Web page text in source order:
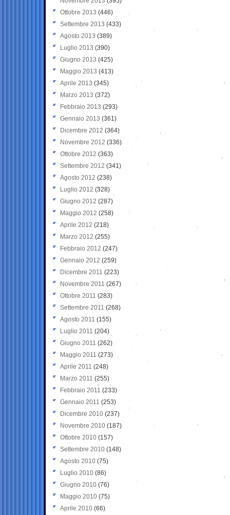
Ottobre 2013 (446)
Settembre 2013 (433)
Agosto 2013 (389)
Luglio 2013 (390)
Giugno 2013 (425)
Maggio 2013 (413)
Aprile 2013 (345)
Marzo 2013 (372)
Febbraio 2013 (293)
Gennaio 2013 (361)
Dicembre 2012 (364)
Novembre 2012 (336)
Ottobre 2012 (363)
Settembre 2012 (341)
Agosto 2012 (238)
Luglio 2012 (328)
Giugno 2012 (287)
Maggio 2012 (258)
Aprile 2012 (218)
Marzo 2012 (255)
Febbraio 2012 (247)
Gennaio 2012 (259)
Dicembre 2011 (223)
Novembre 2011 (267)
Ottobre 2011 (283)
Settembre 2011 (268)
Agosto 2011 (155)
Luglio 2011 (204)
Giugno 2011 (262)
Maggio 2011 (273)
Aprile 2011 (248)
Marzo 2011 (255)
Febbraio 2011 (233)
Gennaio 2011 (253)
Dicembre 2010 (237)
Novembre 2010 (187)
Ottobre 2010 (157)
Settembre 2010 (148)
Agosto 2010 (75)
Luglio 2010 (86)
Giugno 2010 (76)
Maggio 2010 (75)
Aprile 2010 (66)